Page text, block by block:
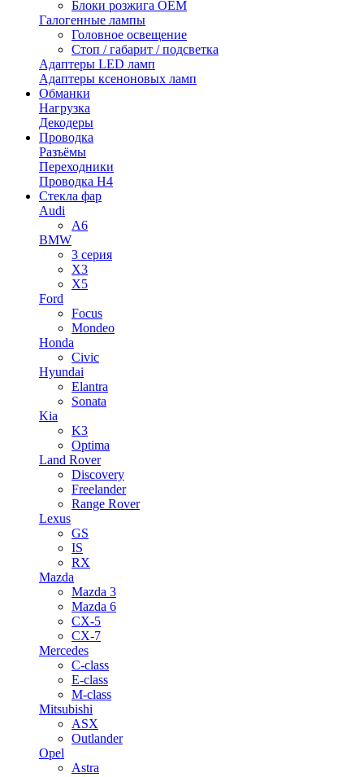
Блоки розжига OEM
Галогенные лампы
Головное освещение
Стоп / габарит / подсветка
Адаптеры LED ламп
Адаптеры ксеноновых ламп
Обманки
Нагрузка
Декодеры
Проводка
Разъёмы
Переходники
Проводка H4
Стекла фар
Audi
A6
BMW
3 серия
X3
X5
Ford
Focus
Mondeo
Honda
Civic
Hyundai
Elantra
Sonata
Kia
K3
Optima
Land Rover
Discovery
Freelander
Range Rover
Lexus
GS
IS
RX
Mazda
Mazda 3
Mazda 6
CX-5
CX-7
Mercedes
C-class
E-class
M-class
Mitsubishi
ASX
Outlander
Opel
Astra